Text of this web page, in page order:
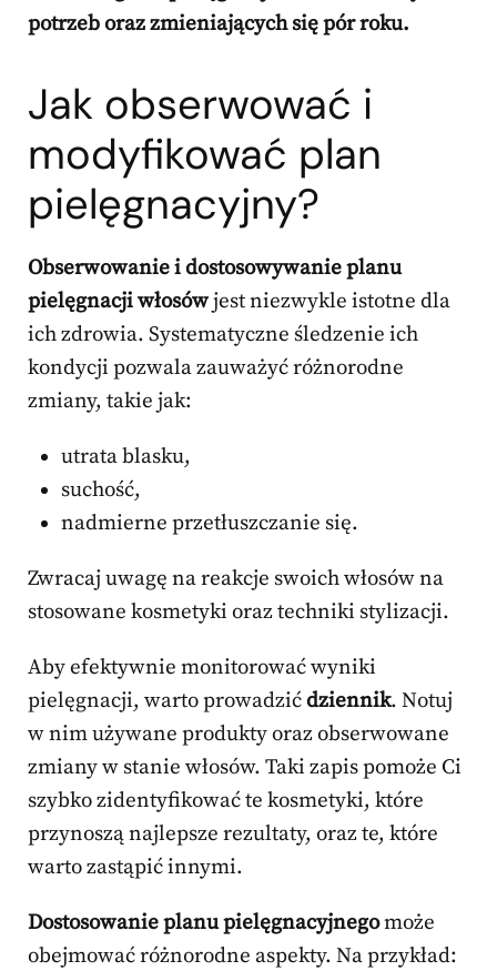
potrzeb oraz zmieniających się pór roku.
Jak obserwować i
modyfikować plan
pielęgnacyjny?
Obserwowanie i dostosowywanie planu
pielęgnacji włosówjest niezwykle istotne dla
ich zdrowia. Systematyczne śledzenie ich
kondycji pozwala zauważyć różnorodne
zmiany, takie jak:
utrata blasku,
suchość,
nadmierne przetłuszczanie się.
Zwracaj uwagę na reakcje swoich włosów na
stosowane kosmetyki oraz techniki stylizacji.
Aby efektywnie monitorować wyniki
pielęgnacji, warto prowadzićdziennik. Notuj
w nim używane produkty oraz obserwowane
zmiany w stanie włosów. Taki zapis pomoże Ci
szybko zidentyfikować te kosmetyki, które
przynoszą najlepsze rezultaty, oraz te, które
warto zastąpić innymi.
Dostosowanie planu pielęgnacyjnegomoże
obejmować różnorodne aspekty. Na przykład: